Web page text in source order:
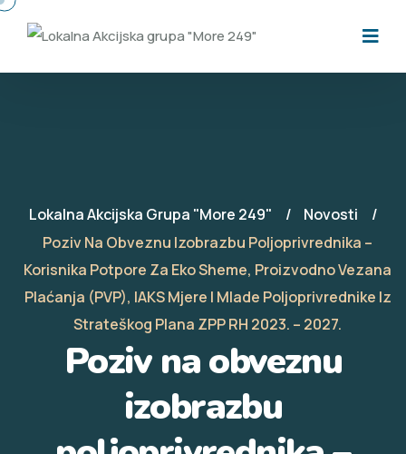
Lokalna Akcijska Grupa "More 249"
Novosti
Poziv Na Obveznu Izobrazbu Poljoprivrednika –
Korisnika Potpore Za Eko Sheme, Proizvodno Vezana
Plaćanja (PVP), IAKS Mjere I Mlade Poljoprivrednike Iz
Strateškog Plana ZPP RH 2023. – 2027.
Poziv na obveznu
izobrazbu